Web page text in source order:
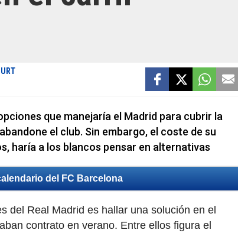
que manejaría el Madrid para cubrir la
el club. Sin embargo, el coste de su
haría a los blancos pensar en alternativas
del FC Barcelona
del Real Madrid es hallar una solución en el
contrato en verano. Entre ellos figura el